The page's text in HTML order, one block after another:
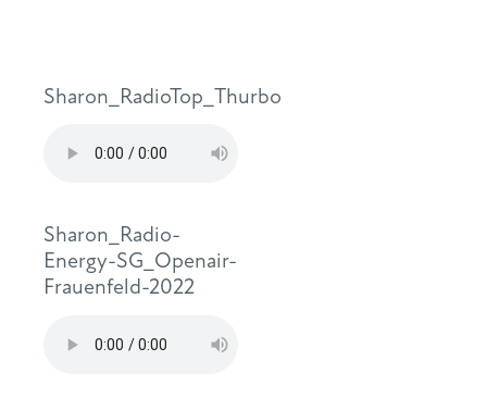
Sharon_RadioTop_Thurbo
Sharon_Radio-
Energy-SG_Openair-
Frauenfeld-2022